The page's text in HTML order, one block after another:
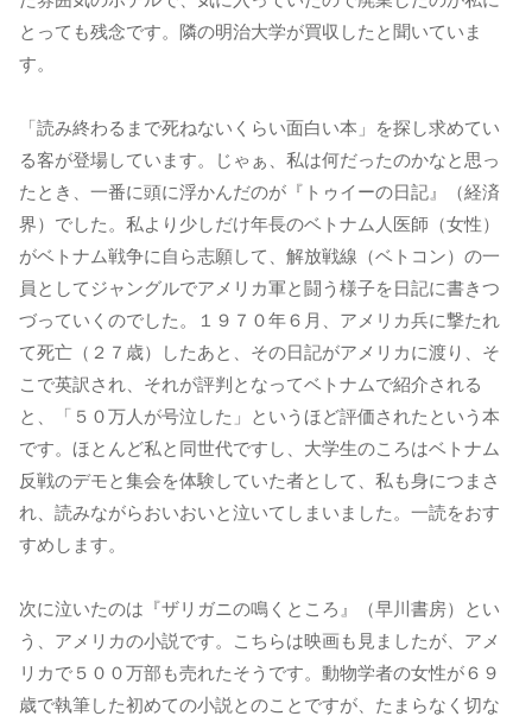
とっても残念です。隣の明治大学が買収したと聞いていま
す。
「読み終わるまで死ねないくらい面白い本」を探し求めてい
る客が登場しています。じゃぁ、私は何だったのかなと思っ
たとき、一番に頭に浮かんだのが『トゥイーの日記』（経済
界）でした。私より少しだけ年長のベトナム人医師（女性）
がベトナム戦争に自ら志願して、解放戦線（ベトコン）の一
員としてジャングルでアメリカ軍と闘う様子を日記に書きつ
づっていくのでした。１９７０年６月、アメリカ兵に撃たれ
て死亡（２７歳）したあと、その日記がアメリカに渡り、そ
こで英訳され、それが評判となってベトナムで紹介される
と、「５０万人が号泣した」というほど評価されたという本
です。ほとんど私と同世代ですし、大学生のころはベトナム
反戦のデモと集会を体験していた者として、私も身につまさ
れ、読みながらおいおいと泣いてしまいました。一読をおす
すめします。
次に泣いたのは『ザリガニの鳴くところ』（早川書房）とい
う、アメリカの小説です。こちらは映画も見ましたが、アメ
リカで５００万部も売れたそうです。動物学者の女性が６９
歳で執筆した初めての小説とのことですが、たまらなく切な